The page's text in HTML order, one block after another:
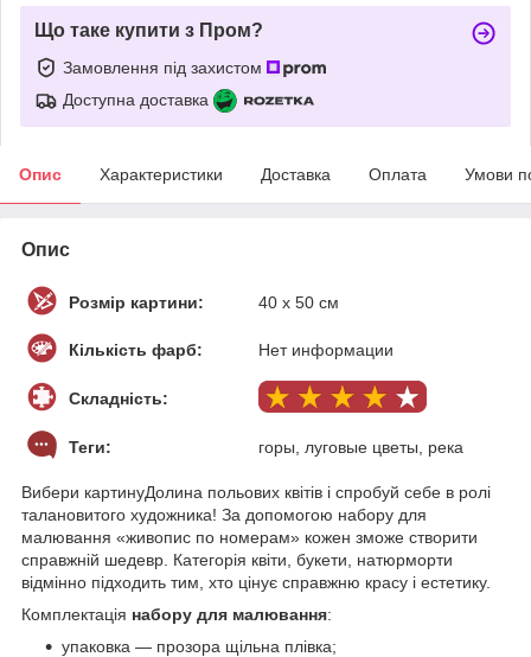
Що таке купити з Пром?
Замовлення під захистом
Доступна доставка
Опис Характеристики Доставка Оплата Умови
Опис
Розмір картини: 40 х 50 см
Кількість фарб: Нет информации
Складність:
Теги: горы, луговые цветы, река
Вибери картинуДолина польових квітів і спробуй себе в ролі
талановитого художника! За допомогою набору для
малювання «живопис по номерам» кожен зможе створити
справжній шедевр. Категорія квіти, букети, натюрморти
відмінно підходить тим, хто цінує справжню красу і естетику.
Комплектація набору для малювання:
упаковка — прозора щільна плівка;